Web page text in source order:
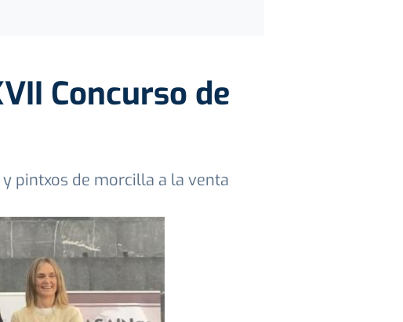
Concurso de
pintxos de morcilla a la venta